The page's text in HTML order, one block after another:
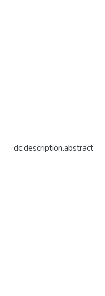
dc.description.abstract